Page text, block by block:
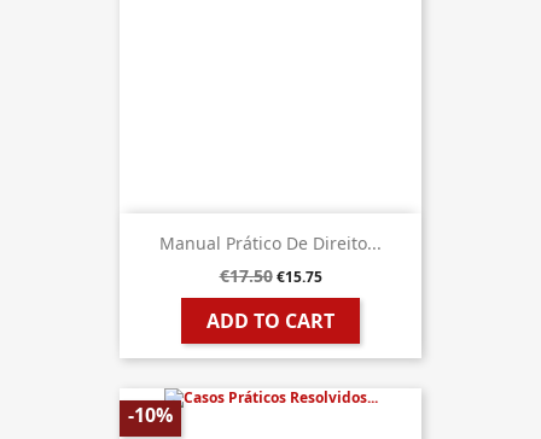
Manual Prático De Direito...
€17.50 €15.75
ADD TO CART
-10%